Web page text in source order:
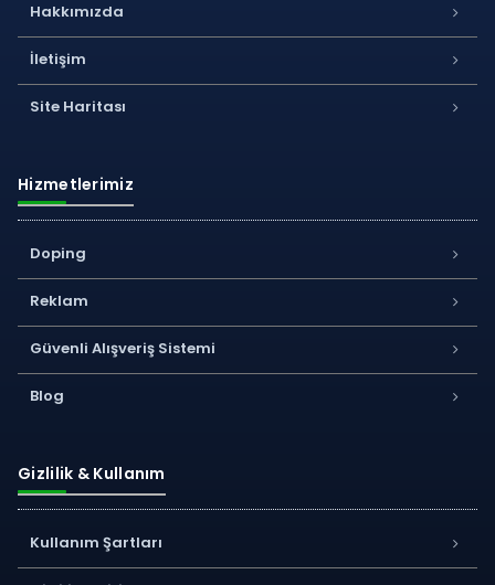
Hakkımızda
İletişim
Site Haritası
Hizmetlerimiz
Doping
Reklam
Güvenli Alışveriş Sistemi
Blog
Gizlilik & Kullanım
Kullanım Şartları